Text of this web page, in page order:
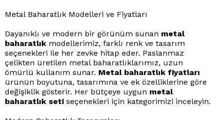
Metal Baharatlık Modelleri ve Fiyatları
Dayanıklı ve modern bir görünüm sunan metal
baharatlık modellerimiz, farklı renk ve tasarım
seçenekleri ile her zevke hitap eder. Paslanmaz
çelikten üretilen metal baharatlıklarımız, uzun
ömürlü kullanım sunar. Metal baharatlık fiyatları
ürünün boyutuna, tasarımına ve ek özelliklerine göre
değişiklik gösterir. Her bütçeye uygun metal
baharatlık seti seçenekleri için kategorimizi inceleyin.